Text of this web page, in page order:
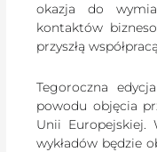
okazja do
kontaktów
przyszłą
Tegoroczna
powodu objęcia
Unii
wykładów będzie